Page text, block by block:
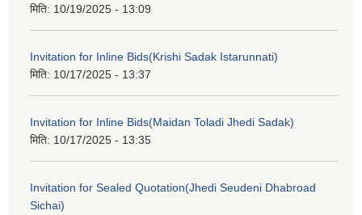
मिति: 10/19/2025 - 13:09
Invitation for Inline Bids(Krishi Sadak Istarunnati)
मिति: 10/17/2025 - 13:37
Invitation for Inline Bids(Maidan Toladi Jhedi Sadak)
मिति: 10/17/2025 - 13:35
Invitation for Sealed Quotation(Jhedi Seudeni Dhabroad
Sichai)